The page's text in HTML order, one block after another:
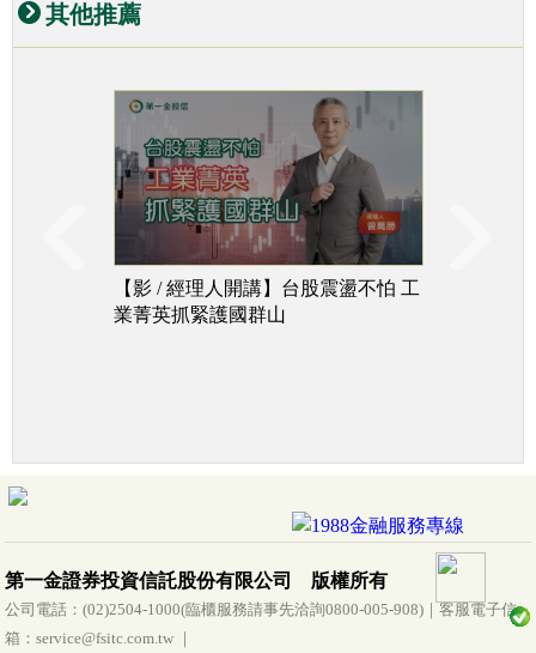
其他推薦
【影 / 經理人開講】台股震盪不怕 工
業菁英抓緊護國群山
第一金證券投資信託股份有限公司 版權所有
公司電話：(02)2504-1000(臨櫃服務請事先洽詢0800-005-908)｜客服電子信
箱：service@fsitc.com.tw ｜